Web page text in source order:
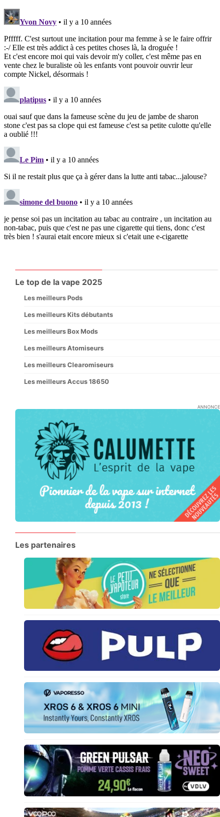
Le top de la vape 2025
Les meilleurs Pods
Les meilleurs Kits débutants
Les meilleurs Box Mods
Les meilleurs Atomiseurs
Les meilleurs Clearomiseurs
Les meilleurs Accus 18650
ANNONCE
Les partenaires